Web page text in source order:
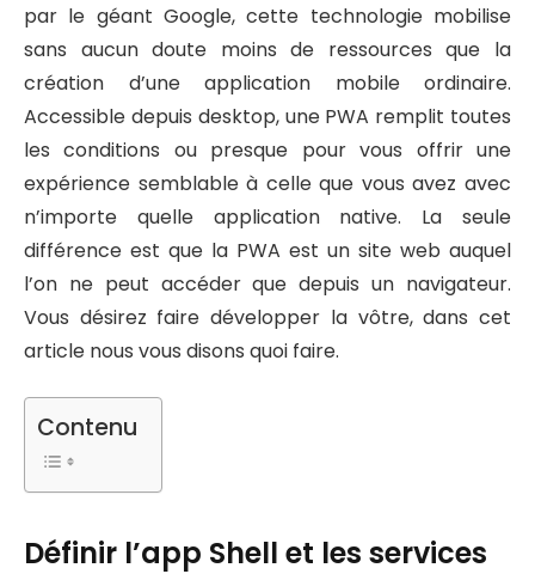
par le géant Google, cette technologie mobilise
sans aucun doute moins de ressources que la
création d’une application mobile ordinaire.
Accessible depuis desktop, une PWA remplit toutes
les conditions ou presque pour vous offrir une
expérience semblable à celle que vous avez avec
n’importe quelle application native. La seule
différence est que la PWA est un site web auquel
l’on ne peut accéder que depuis un navigateur.
Vous désirez faire développer la vôtre, dans cet
article nous vous disons quoi faire.
Contenu
Définir l’app Shell et les services